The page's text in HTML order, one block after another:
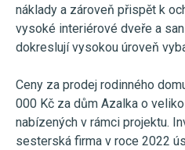
náklady a zároveň přispět k
vysoké interiérové dveře a
dokreslují vysokou úroveň
Ceny za prodej rodinného
000 Kč za dům Azalka o
nabízených v rámci projektu.
sesterská firma v roce 2022